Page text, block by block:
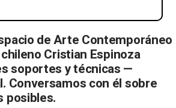
de Arte Contemporáneo
Cristian Espinoza
soportes y técnicas —
Conversamos con él sobre
posibles.